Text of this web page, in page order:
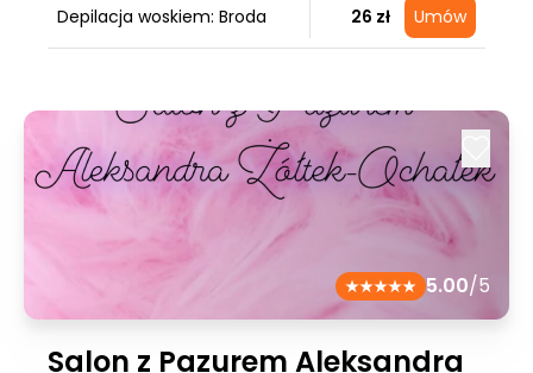
Depilacja woskiem: Broda 26 zł Umów
5.00/5
Salon z Pazurem Aleksandra